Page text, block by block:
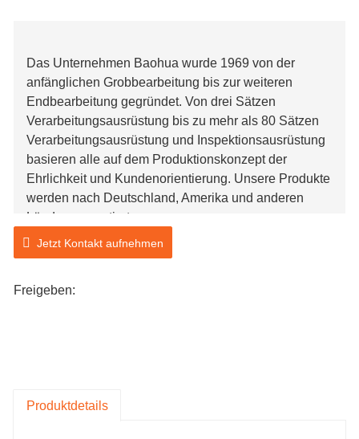
Das Unternehmen Baohua wurde 1969 von der
anfänglichen Grobbearbeitung bis zur weiteren
Endbearbeitung gegründet. Von drei Sätzen
Verarbeitungsausrüstung bis zu mehr als 80 Sätzen
Verarbeitungsausrüstung und Inspektionsausrüstung
basieren alle auf dem Produktionskonzept der
Ehrlichkeit und Kundenorientierung. Unsere Produkte
werden nach Deutschland, Amerika und anderen
Ländern exportiert.
Im Allgemeinen bestehen die bei der Herstellung von
Zahnkränzen verwendeten Materialien aus 45- oder
Zeichnungen werden durch eine Reihe von
erstellt. Jeder Verarbeitungsschritt wird streng geprüft,
Jetzt Kontakt aufnehmen
Freigeben:
Produktdetails